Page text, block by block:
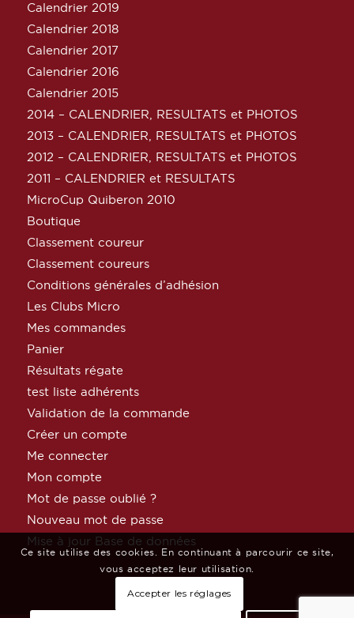
Calendrier 2019
Calendrier 2018
Calendrier 2017
Calendrier 2016
Calendrier 2015
2014 – CALENDRIER, RESULTATS et PHOTOS
2013 – CALENDRIER, RESULTATS et PHOTOS
2012 – CALENDRIER, RESULTATS et PHOTOS
2011 – CALENDRIER et RESULTATS
MicroCup Quiberon 2010
Boutique
Classement coureur
Classement coureurs
Conditions générales d’adhésion
Les Clubs Micro
Mes commandes
Panier
Résultats régate
test liste adhérents
Validation de la commande
Créer un compte
Me connecter
Mon compte
Mot de passe oublié ?
Nouveau mot de passe
Mise à jour Base de données
Ce site utilise des cookies. En continuant à parcourir ce site,
vous acceptez leur utilisation.
Accepter les réglages